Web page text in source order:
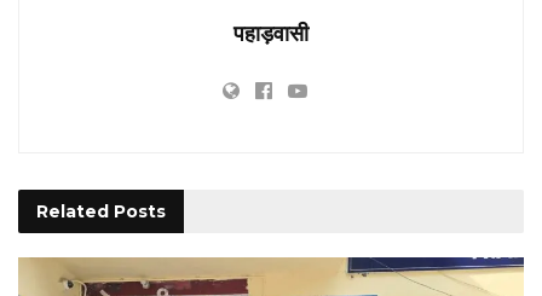
पहाड़वासी
Related Posts